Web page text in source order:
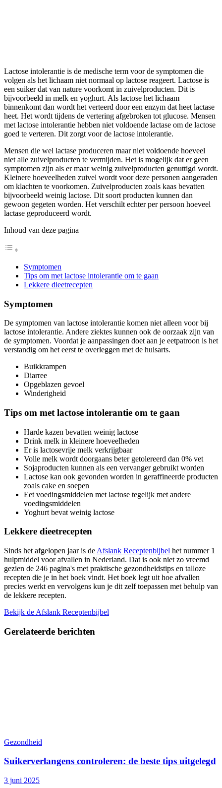
Lactose intolerantie is de medische term voor de symptomen die
volgen als het lichaam niet normaal op lactose reageert. Lactose is
een suiker dat van nature voorkomt in zuivelproducten. Dit is
bijvoorbeeld in melk en yoghurt. Als lactose het lichaam
binnenkomt dan wordt het verteerd door een enzym dat heet lactase
heet. Het wordt tijdens de vertering afgebroken tot glucose. Mensen
met lactose intolerantie hebben niet voldoende lactase om de lactose
goed te verteren. Dit zorgt voor de lactose intolerantie.
Mensen die wel lactase produceren maar niet voldoende hoeveel
niet alle zuivelproducten te vermijden. Het is mogelijk dat er geen
symptomen zijn als er maar weinig zuivelproducten genuttigd wordt.
Kleinere hoeveelheden zuivel wordt voor deze personen aangeraden
om klachten te voorkomen. Zuivelproducten zoals kaas bevatten
bijvoorbeeld weinig lactose. Dit soort producten kunnen dan
gewoon gegeten worden. Het verschilt echter per persoon hoeveel
lactase geproduceerd wordt.
Inhoud van deze pagina
Symptomen
Tips om met lactose intolerantie om te gaan
Lekkere dieetrecepten
Symptomen
De symptomen van lactose intolerantie komen niet alleen voor bij
lactose intolerantie. Andere ziektes kunnen ook de oorzaak zijn van
de symptomen. Voordat je aanpassingen doet aan je eetpatroon is het
verstandig om het eerst te overleggen met de huisarts.
Buikkrampen
Diarree
Opgeblazen gevoel
Winderigheid
Tips om met lactose intolerantie om te gaan
Harde kazen bevatten weinig lactose
Drink melk in kleinere hoeveelheden
Er is lactosevrije melk verkrijgbaar
Volle melk wordt doorgaans beter getolereerd dan 0% vet
Sojaproducten kunnen als een vervanger gebruikt worden
Lactose kan ook gevonden worden in geraffineerde producten
zoals cake en soepen
Eet voedingsmiddelen met lactose tegelijk met andere
voedingsmiddelen
Yoghurt bevat weinig lactose
Lekkere dieetrecepten
Sinds het afgelopen jaar is de Afslank Receptenbijbel het nummer 1
hulpmiddel voor afvallen in Nederland. Dat is ook niet zo vreemd
gezien de 246 pagina's met praktische gezondheidstips en talloze
recepten die je in het boek vindt. Het boek legt uit hoe afvallen
precies werkt en vervolgens kun je dit zelf toepassen met behulp van
de lekkere recepten.
Bekijk de Afslank Receptenbijbel
Gerelateerde berichten
Gezondheid
Suikerverlangens controleren: de beste tips uitgelegd
3 juni 2025